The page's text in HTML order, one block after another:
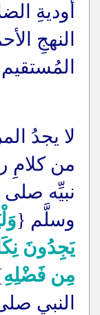
أوديةِ
النهجِ
المُستقيم
لا يجدُ
من كلامِ
نبيِّه صلى
وسلَّم {
يَجِدُونَ
مِن فَضْلِهِ
النبي